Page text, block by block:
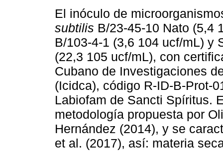
El inóculo de
subtilis B/23-45-10 Nato (5,4
B/103-4-1 (3,6 104 ucf/mL) y
(22,3 105 ucf/mL), con
Cubano de Investigaciones
(Icidca), código R-ID-B-Prot-
Labiofam de Sancti Spíritus.
metodología propuesta por
Hernández (2014), y se
et al. (2017), así: materia